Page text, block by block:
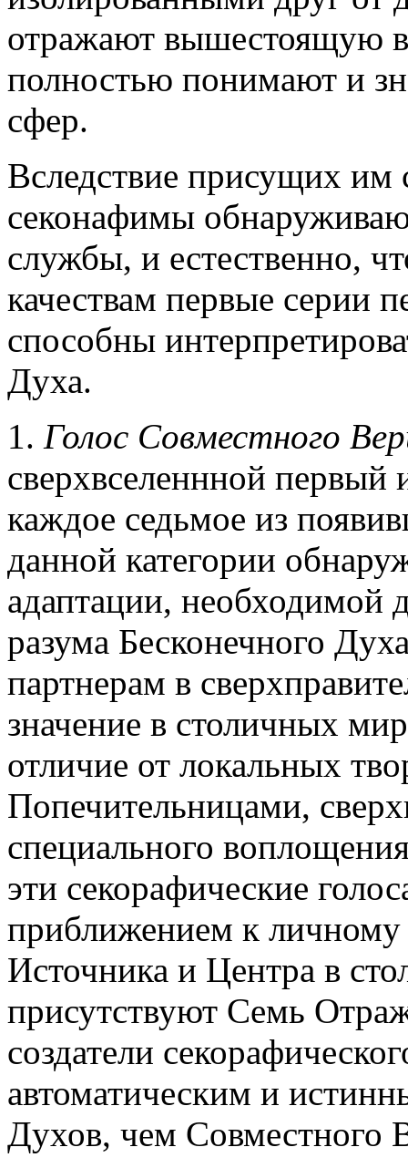
отражают вышестоящую
полностью понимают и
сфер.
Вследствие присущих им
секонафимы
службы, и естественно,
качествам первые серии
способны
Духа.
1. Голос Совместного
сверхвселеннной
каждое седьмое из
данной категории
адаптации, необходимой
разума Бесконечного
партнерам в
значение в столичных
отличие от локальных
Попечительницами,
специального
эти секорафические
приближением к личному
Источника и Центра в
присутствуют Семь
создатели
автоматическим и
Духов, чем Совместного